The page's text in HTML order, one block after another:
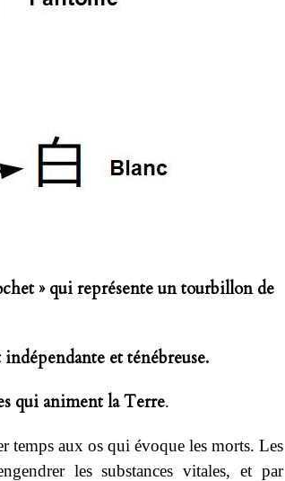
» qui représente un tourbillon de
et ténébreuse.
qui animent la Terre.
temps aux os qui évoque les morts. Les
les substances vitales, et par